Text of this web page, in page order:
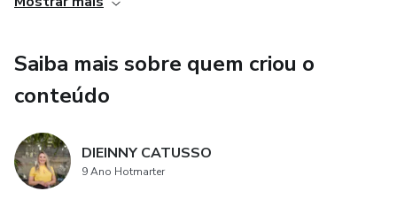
3. Flexibilidade de abordagem: O produto é adaptável a
emocional e mental, ou para desenvolver disciplina e
diligência, o guia oferece ferramentas e estratégias que
individuais do usuário.
4. Sucesso garantido: Desde que o usuário esteja disposto
Saiba mais sobre quem criou o
conteúdo
DIEINNY CATUSSO
9 Ano Hotmarter